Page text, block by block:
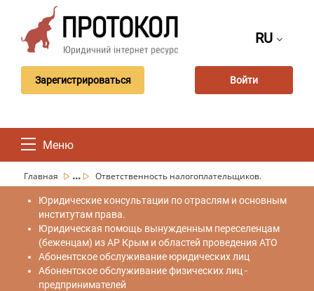
RU
Зарегистрироваться Войти
Меню
Главная ... Ответственность налогоплательщиков.
Юридические консультации по отраслям и основным
институтам права.
Юридическая помощь вынужденным переселенцам
(беженцам) из АР Крым и областей проведения АТО
Абонентское обслуживание юридических лиц
Абонентское обслуживание физических лиц -
предпринимателей